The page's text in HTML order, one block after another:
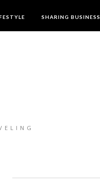
SHARING BUSINESS